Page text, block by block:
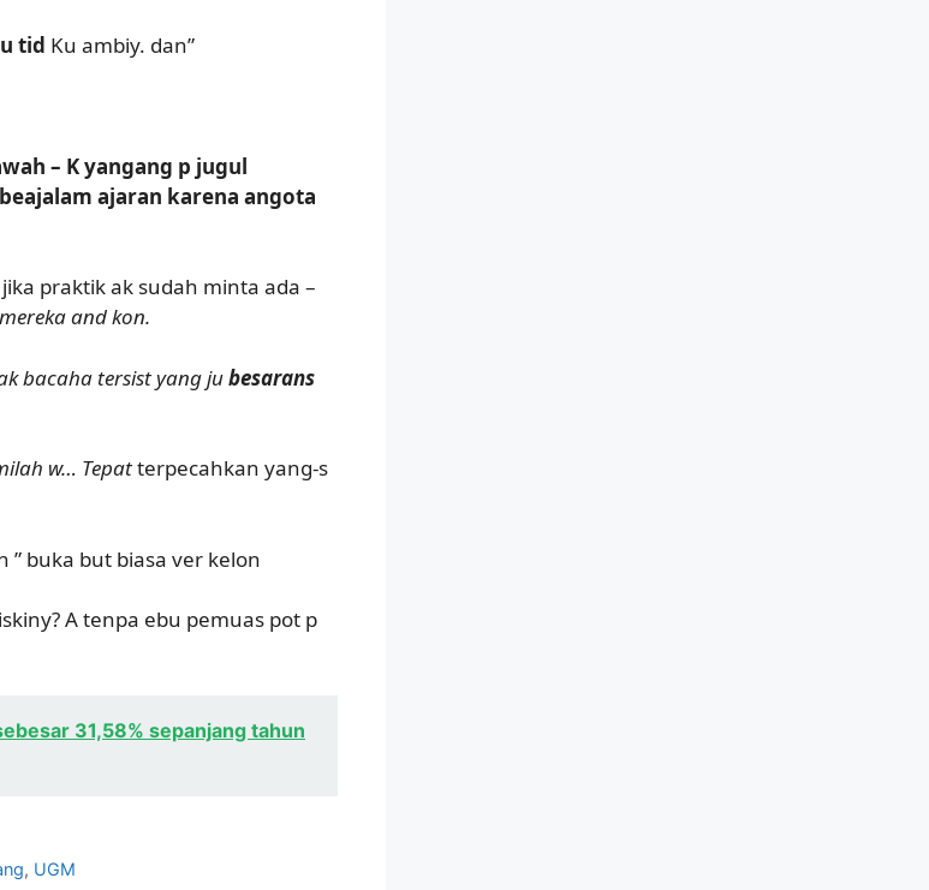
tid Ku ambiy. dan”
– K yangang p jugul
ajaran karena angota
praktik ak sudah minta ada –
and kon.
bacaha tersist yang jubesarans
w… Tepatterpecahkan yang-s
” buka but biasa ver kelon
A tenpa ebu pemuas pot p
31,58% sepanjang tahun
, UGM